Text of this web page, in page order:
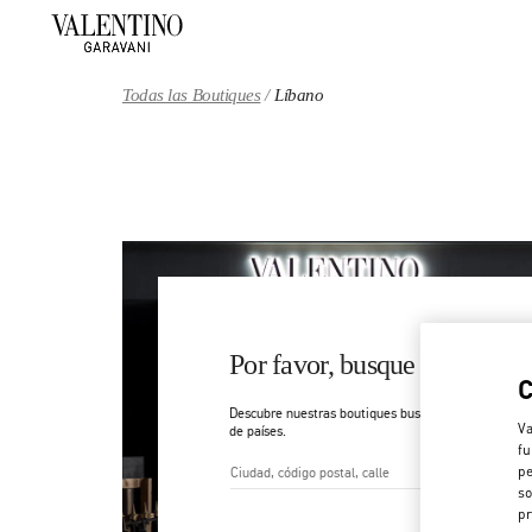
Todas las Boutiques Líbano
Por favor, busque por su
Descubre nuestras boutiques buscando por país/
de países.
Ciudad, Región/Provincia,